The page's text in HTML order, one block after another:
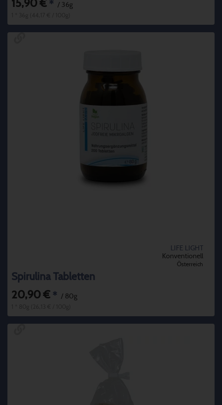
15,90 € * / 36g
LIFE LIGHT
Konventionell
Österreich
Spirulina Tabletten
20,90 € * / 80g